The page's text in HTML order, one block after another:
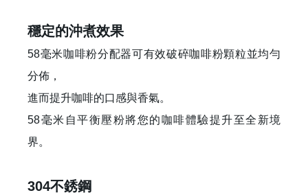
穩定的沖煮效果
58毫米咖啡粉分配器可有效破碎咖啡粉顆粒並均勻
分佈，
進而提升咖啡的口感與香氣。
58毫米自平衡壓粉將您的咖啡體驗提升至全新境
界。
304不銹鋼